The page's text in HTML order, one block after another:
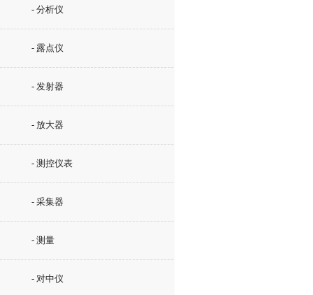
- 分析仪
- 露点仪
- 发射器
- 放大器
- 测控仪表
- 采集器
- 测量
- 对中仪